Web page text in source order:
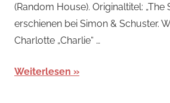
(Random House). Originaltitel: „The
erschienen bei Simon & Schuster.
Charlotte „Charlie“ …
Weiterlesen